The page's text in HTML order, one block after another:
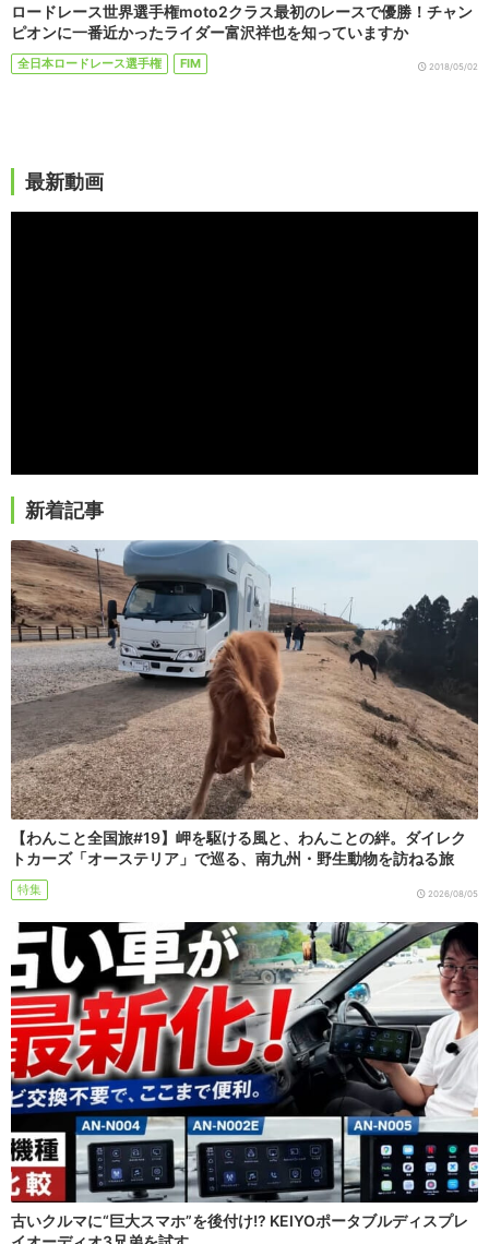
ロードレース世界選手権moto2クラス最初のレースで優勝！チャン
ピオンに一番近かったライダー富沢祥也を知っていますか
全日本ロードレース選手権 FIM 2018/05/02
最新動画
新着記事
【わんこと全国旅#19】岬を駆ける風と、わんことの絆。ダイレク
トカーズ「オーステリア」で巡る、南九州・野生動物を訪ねる旅
特集 2026/08/05
古いクルマに“巨大スマホ”を後付け!? KEIYOポータブルディスプレ